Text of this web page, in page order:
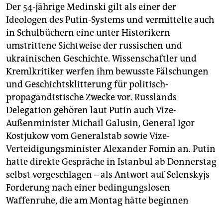
Der 54-jährige Medinski gilt als einer der
Ideologen des Putin-Systems und vermittelte auch
in Schulbüchern eine unter Historikern
umstrittene Sichtweise der russischen und
ukrainischen Geschichte. Wissenschaftler und
Kremlkritiker werfen ihm bewusste Fälschungen
und Geschichtsklitterung für politisch-
propagandistische Zwecke vor. Russlands
Delegation gehören laut Putin auch Vize-
Außenminister Michail Galusin, General Igor
Kostjukow vom Generalstab sowie Vize-
Verteidigungsminister Alexander Fomin an. Putin
hatte direkte Gespräche in Istanbul ab Donnerstag
selbst vorgeschlagen – als Antwort auf Selenskyjs
Forderung nach einer bedingungslosen
Waffenruhe, die am Montag hätte beginnen